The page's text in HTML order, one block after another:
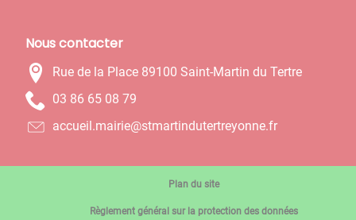
Nous contacter
Rue de la Place 89100 Saint-Martin du Tertre
97 80 56 68 30
rf.ennoyertretudnitramts@eiriam.lieucca
Plan du site
Règlement général sur la protection des données